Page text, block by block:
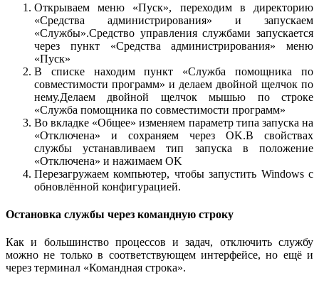
Открываем меню «Пуск», переходим в директорию
«Средства администрирования» и запускаем
«Службы».Средство управления службами запускается
через пункт «Средства администрирования» меню
«Пуск»
В списке находим пункт «Служба помощника по
совместимости программ» и делаем двойной щелчок по
нему.Делаем двойной щелчок мышью по строке
«Служба помощника по совместимости программ»
Во вкладке «Общее» изменяем параметр типа запуска на
«Отключена» и сохраняем через OK.В свойствах
службы устанавливаем тип запуска в положение
«Отключена» и нажимаем OK
Перезагружаем компьютер, чтобы запустить Windows с
обновлённой конфигурацией.
Остановка службы через командную строку
Как и большинство процессов и задач, отключить службу
можно не только в соответствующем интерфейсе, но ещё и
через терминал «Командная строка».